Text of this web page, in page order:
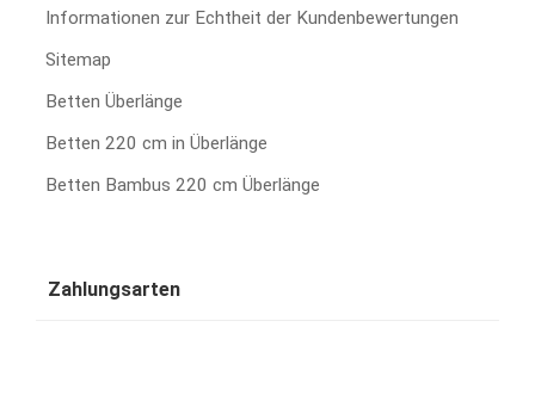
Informationen zur Echtheit der Kundenbewertungen
Sitemap
Betten Überlänge
Betten 220 cm in Überlänge
Betten Bambus 220 cm Überlänge
Zahlungsarten